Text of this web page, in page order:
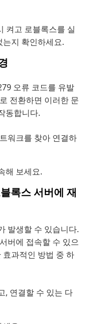
켜고 로블록스를 실
지 확인하세요.
오류 코드를 유발
전환하면 이러한 문
동합니다.
워크를 찾아 연결하
해 보세요.
록스 서버에 재
발생할 수 있습니다.
버에 접속할 수 있으
과적인 방법 중 하
, 연결할 수 있는 다